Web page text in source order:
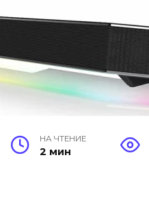
НА ЧТЕНИЕ
2 мин